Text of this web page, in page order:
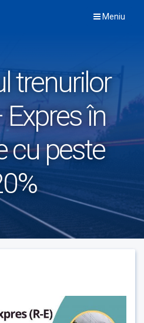
Meniu
trenurilor
în
cu peste